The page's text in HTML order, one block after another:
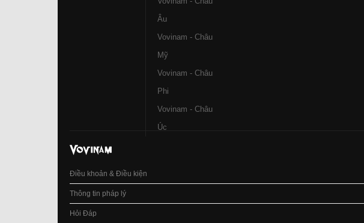
Điều khoản & Điều kiện
Thông tin pháp lý
Hỏi Đáp
Âu
Vovinam - Châu
Mỹ
Vovinam - Châu
Phi
Vovinam - Châu
Úc